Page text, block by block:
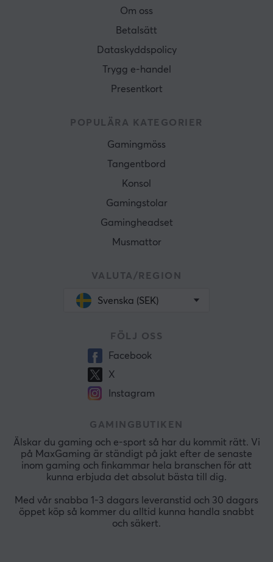
Om oss
Betalsätt
Dataskyddspolicy
Trygg e-handel
Presentkort
POPULÄRA KATEGORIER
Gamingmöss
Tangentbord
Konsol
Gamingstolar
Gamingheadset
Musmattor
VALUTA/REGION
Svenska (SEK)
FÖLJ OSS
Facebook
X
Instagram
GAMINGBUTIKEN
Älskar du gaming och e-sport så har du kommit rätt. Vi
på MaxGaming är ständigt på jakt efter de senaste
inom gaming och finkammar hela branschen för att
kunna erbjuda det absolut bästa till dig.
Med vår snabba 1-3 dagars leveranstid och 30 dagars
öppet köp så kommer du alltid kunna handla snabbt
och säkert.